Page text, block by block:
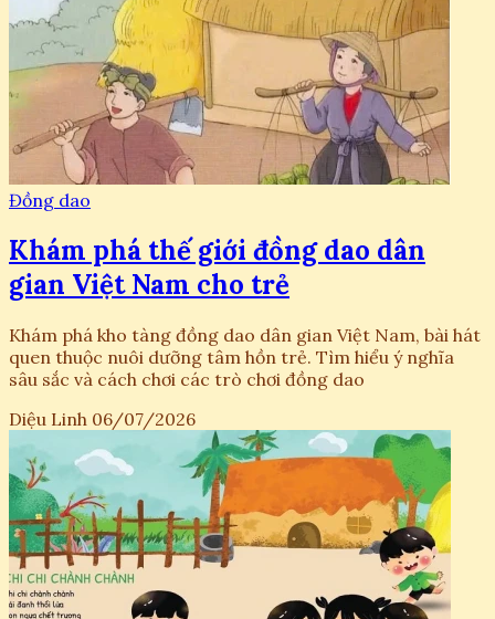
Đồng dao
Khám phá thế giới đồng dao dân
gian Việt Nam cho trẻ
Khám phá kho tàng đồng dao dân gian Việt Nam, bài hát
quen thuộc nuôi dưỡng tâm hồn trẻ. Tìm hiểu ý nghĩa
sâu sắc và cách chơi các trò chơi đồng dao
Diệu Linh 06/07/2026